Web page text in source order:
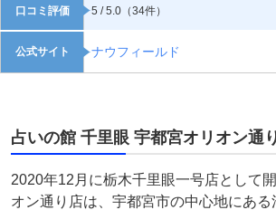
口コミ評価 5 / 5.0（34件）
公式サイト ナウフィールド
占いの館 千里眼 宇都宮オリオン通
2020年12月に栃木千里眼一号店として
オン通り店は、宇都宮市の中心地にある